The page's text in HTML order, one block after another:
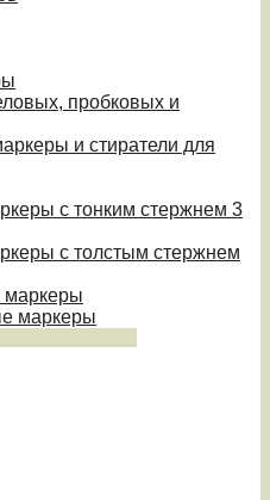
пробковых и
и стиратели для
с тонким стержнем 3
с толстым стержнем
маркеры
маркеры